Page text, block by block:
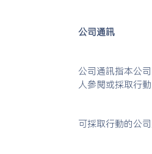
公司通訊
公司通訊指本公
人參閱或採取行
可採取行動的公